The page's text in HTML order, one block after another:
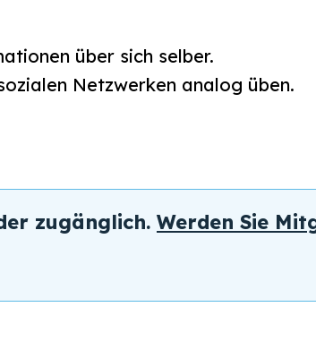
über sich selber.
Netzwerken analog üben.
zugänglich. Werden Sie